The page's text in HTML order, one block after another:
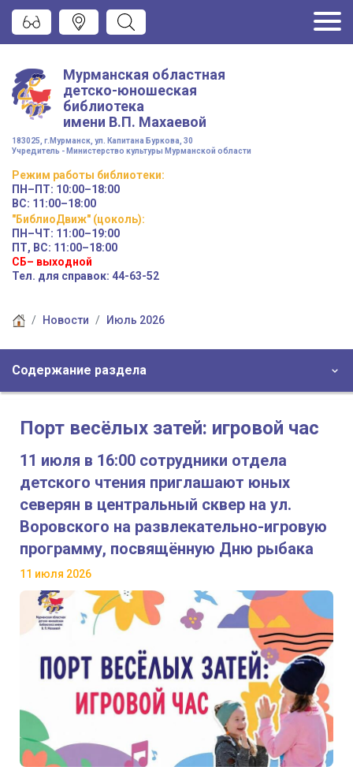
Мурманская областная
детско-юношеская
библиотека
имени В.П. Махаевой
183025, г.Мурманск, ул. Капитана Буркова, 30
Учредитель - Министерство культуры Мурманской области
Режим работы библиотеки:
ПН–ПТ: 10:00–18:00
ВС: 11:00–18:00
"БиблиоДвиж" (цоколь):
ПН–ЧТ: 11:00–19:00
ПТ, ВС: 11:00–18:00
СБ– выходной
Тел. для справок: 44-63-52
Новости Июль 2026
Содержание раздела
Порт весёлых затей: игровой час
11 июля в 16:00 сотрудники отдела
детского чтения приглашают юных
северян в центральный сквер на ул.
Воровского на развлекательно-игровую
программу, посвящённую Дню рыбака
11 июля 2026